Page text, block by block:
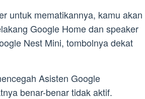
untuk mematikannya, kamu akan
Google Home dan speaker
Nest Mini, tombolnya dekat
Asisten Google
benar-benar tidak aktif.